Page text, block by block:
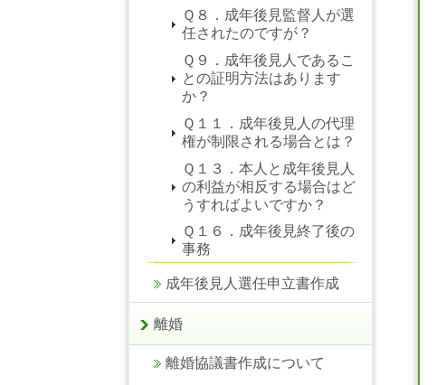
Ｑ８．成年後見監督人が選
任されたのですが？
Ｑ９．成年後見人であるこ
との証明方法はあります
か？
Ｑ１１．成年後見人の代理
権が制限される場合とは？
Ｑ１３．本人と成年後見人
の利益が相反する場合はど
うすればよいですか？
Ｑ１６．成年後見終了後の
事務
成年後見人選任申立書作成
離婚
離婚協議書作成について